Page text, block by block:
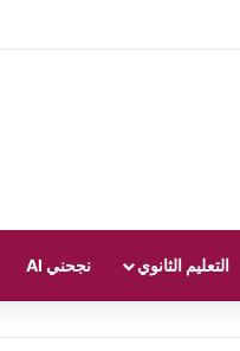
التعليم الثانوي نجحني AI